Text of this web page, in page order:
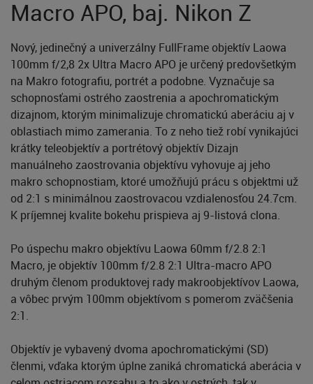
Macro APO, baj. Nikon Z
Nový, jedinečný a univerzálny FullFrame objektív Laowa
100mm f/2,8 2x Ultra Macro APO je určený predovšetkým
na Makro fotografiu, portrét a podobne. Vyznačuje sa
schopnosťami ostrého zaostrenia a apochromatickým
dizajnom, ktorým minimalizuje chromatickú aberáciu aj v
oblastiach mimo zamerania. To z neho tiež robí vynikajúci
krátky teleobjektív a portrétový objektív Dizajn
manuálneho zaostrovania objektívu vyhovuje aj jeho
makro schopnostiam, ktoré umožňujú prácu s objektmi už
od 2:1 s minimálnou zaostrovacou vzdialenosťou 24.7cm.
K príjemnej kvalite bokehu prispieva aj 9-listová clona.
Po úspechu makro objektívu Laowa 60mm f/2.8 2:1
Macro, je objektív 100mm f/2.8 2:1 Ultra-macro APO
druhým členom produktovej rady makroobjektívov Laowa,
a vôbec prvým 100mm objektívom s pomerom zväčšenia
2:1.
Objektív je vybavený dvoma apochromatickými (SD)
členmi, vďaka ktorým úplne zaniká chromatická aberácia v